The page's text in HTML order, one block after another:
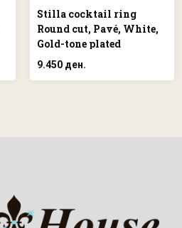
Stilla cocktail ring
Round cut, Pavé, White,
Gold-tone plated
9.450 ден.